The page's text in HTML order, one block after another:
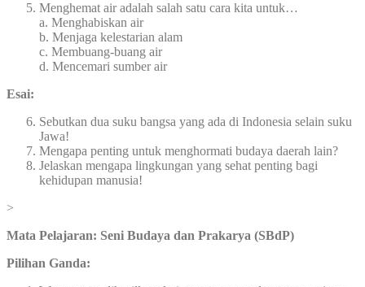
Menghemat air adalah salah satu cara kita untuk…
a. Menghabiskan air
b. Menjaga kelestarian alam
c. Membuang-buang air
d. Mencemari sumber air
Esai:
Sebutkan dua suku bangsa yang ada di Indonesia selain suku
Jawa!
Mengapa penting untuk menghormati budaya daerah lain?
Jelaskan mengapa lingkungan yang sehat penting bagi
kehidupan manusia!
>
Mata Pelajaran: Seni Budaya dan Prakarya (SBdP)
Pilihan Ganda: